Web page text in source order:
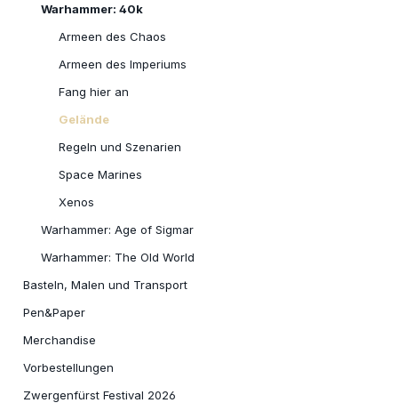
Warhammer: 40k
Armeen des Chaos
Armeen des Imperiums
Fang hier an
Gelände
Regeln und Szenarien
Space Marines
Xenos
Warhammer: Age of Sigmar
Warhammer: The Old World
Basteln, Malen und Transport
Pen&Paper
Merchandise
Vorbestellungen
Zwergenfürst Festival 2026